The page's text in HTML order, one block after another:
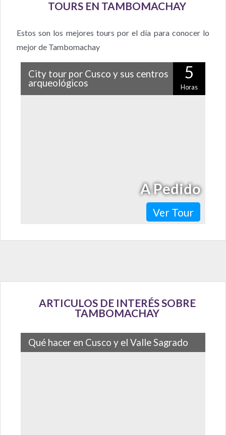
TOURS EN TAMBOMACHAY
Estos son los mejores tours por el día para conocer lo
mejor de Tambomachay
City tour por Cusco y sus centros
arqueológicos
5
Horas
Ver Tour
A Pedido
ARTICULOS DE INTERÉS SOBRE
TAMBOMACHAY
Qué hacer en Cusco y el Valle Sagrado